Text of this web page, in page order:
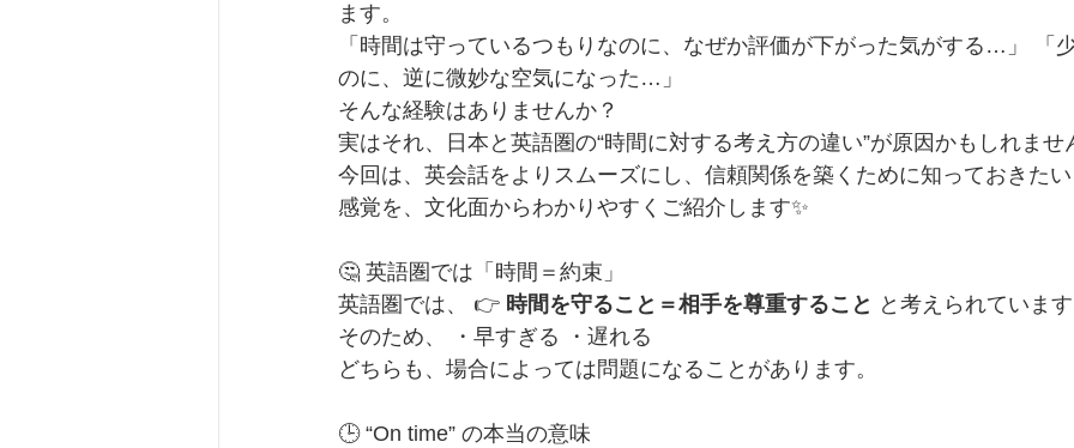
ます。
「時間は守っているつもりなのに、なぜか評価が下がった気がする…」 「
のに、逆に微妙な空気になった…」
そんな経験はありませんか？
実はそれ、日本と英語圏の“時間に対する考え方の違い”が原因かもしれませ
今回は、英会話をよりスムーズにし、信頼関係を築くために知っておきた
感覚を、文化面からわかりやすくご紹介します✨
🤔 英語圏では「時間＝約束」
英語圏では、 👉 時間を守ること＝相手を尊重すること と考えられていま
そのため、 ・早すぎる ・遅れる
どちらも、場合によっては問題になることがあります。
🕒 “On time” の本当の意味